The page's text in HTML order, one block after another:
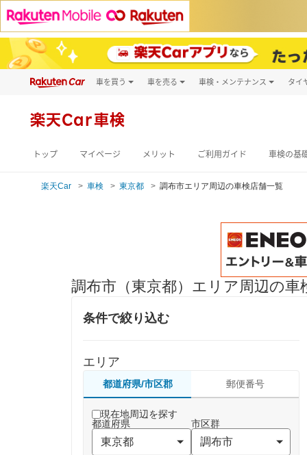
車を買う
新車
車を売る 車検・メンテナンス タイ
楽天Car車検
トップ マイページ メリット ご利用ガイド 車検の基
楽天Car 車検 東京都 調布市エリア周辺の車検店舗一覧
調布市（東京都）エリア周辺の車
条件で絞り込む
エリア
都道府県/市区郡 郵便番号
現在地周辺を探す
都道府県
市区群